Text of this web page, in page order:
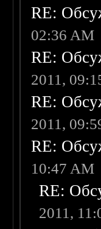
RE:
02:36 AM
RE:
2011,
RE:
2011,
RE:
10:47 AM
RE:
2011,